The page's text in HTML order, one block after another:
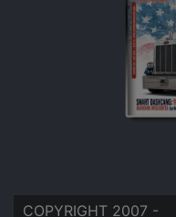
COPYRIGHT 2007 -